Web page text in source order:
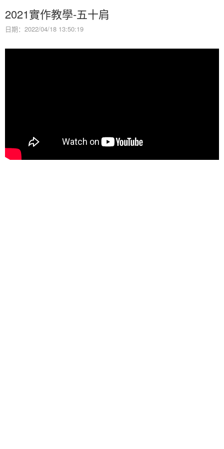
2021實作教學-五十肩
日期：2022/04/18 13:50:19